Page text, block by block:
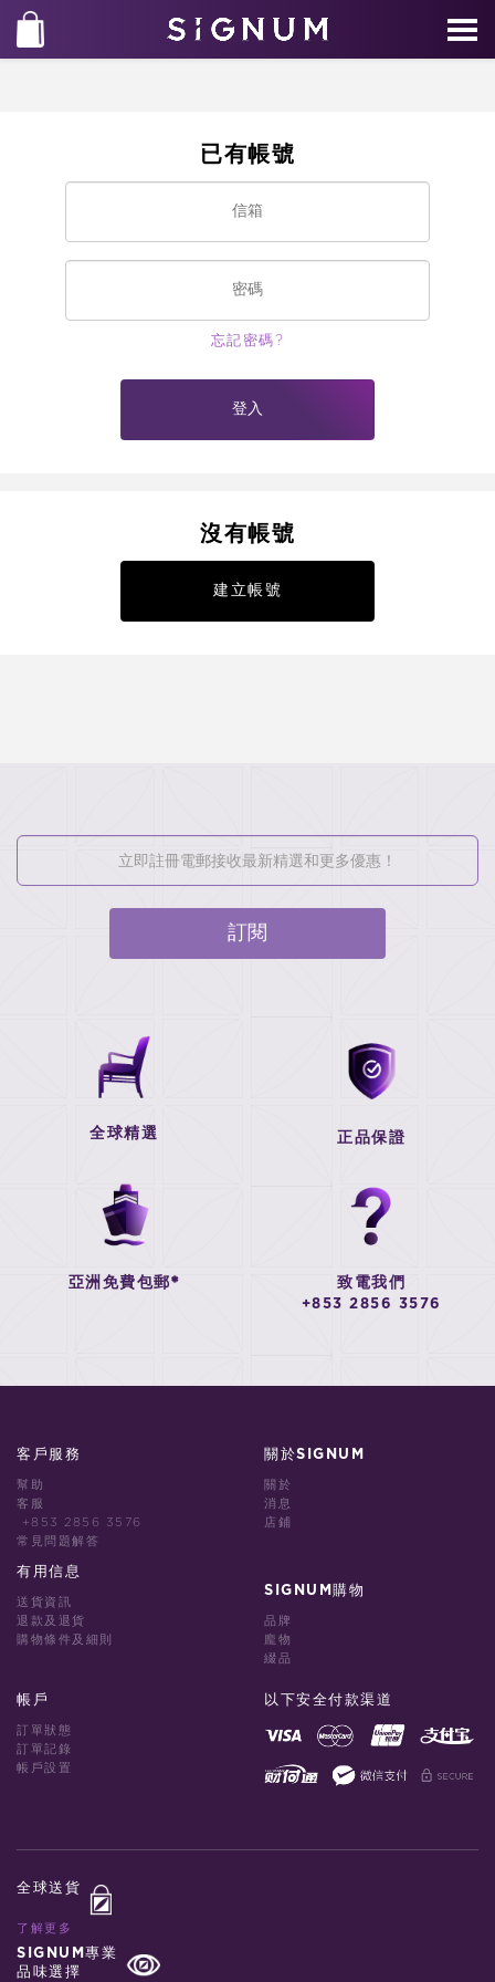
已有帳號
忘記密碼?
登入
沒有帳號
建立帳號
訂閱
全球精選 正品保證
亞洲免費包郵* 致電我們
+853 2856 3576
客戶服務
幫助
客服
+853 2856 3576
常見問題解答
有用信息
送貨資訊
退款及退貨
購物條件及細則
關於SIGNUM
關於
消息
店鋪
SIGNUM購物
品牌
龐物
綴品
帳戶
訂單狀態
訂單記錄
帳戶設置
以下安全付款渠道
全球送貨
了解更多
SIGNUM專業
品味選擇